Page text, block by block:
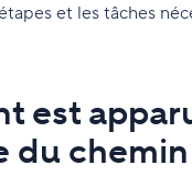
et les tâches
est
du